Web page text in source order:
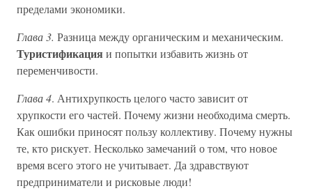
пределами экономики.
Глава 3. Разница между органическим и механическим.
Туристификация и попытки избавить жизнь от
переменчивости.
Глава 4. Антихрупкость целого часто зависит от
хрупкости его частей. Почему жизни необходима смерть.
Как ошибки приносят пользу коллективу. Почему нужны
те, кто рискует. Несколько замечаний о том, что новое
время всего этого не учитывает. Да здравствуют
предприниматели и рисковые люди!